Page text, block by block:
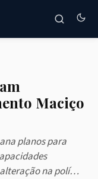
Maciço
planos para
na polí…